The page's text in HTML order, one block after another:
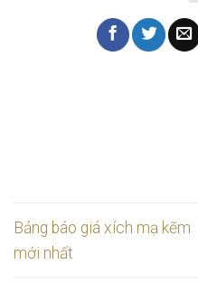
Bảng báo giá xích mạ kẽm
mới nhất